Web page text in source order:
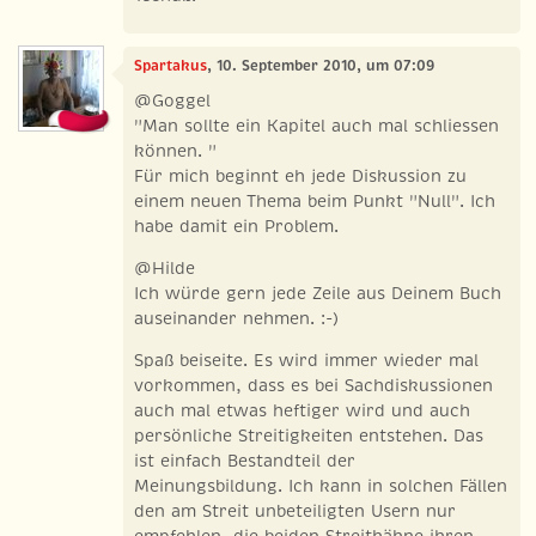
Spartakus, 10. September 2010, um 07:09
@Goggel
"Man sollte ein Kapitel auch mal schliessen
können. "
Für mich beginnt eh jede Diskussion zu
einem neuen Thema beim Punkt "Null". Ich
habe damit ein Problem.
@Hilde
Ich würde gern jede Zeile aus Deinem Buch
auseinander nehmen. :-)
Spaß beiseite. Es wird immer wieder mal
vorkommen, dass es bei Sachdiskussionen
auch mal etwas heftiger wird und auch
persönliche Streitigkeiten entstehen. Das
ist einfach Bestandteil der
Meinungsbildung. Ich kann in solchen Fällen
den am Streit unbeteiligten Usern nur